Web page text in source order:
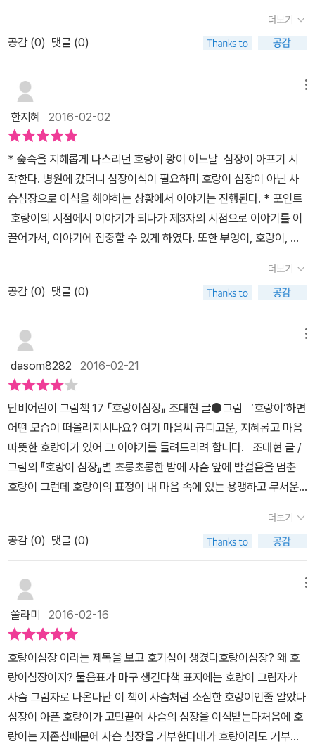
해서 내가 아닌 것은 아니죠. 내가 어떤 모습이든, 무엇이 달라졌든 간
에 우리는 모두 귀한 존재입니다. 그러니 걱정말고 용기를 가져보세
요. <<호랑이 심장>>은 이렇게 사슴 심장을 갖게 된 호랑이를 통해
자존감을 높여주고 용기를 주는 그림책입니다. 우리는 모두가 어떤
될 거 같아요. 세상의 모든 아이들이 이 그림책을 통해 용기와 자존감
을 갖고 자라길 바래봅니다. (이미지출처: '호랑이 심장' 본문에서 발
췌)
는 사나운 존재가 아닌 동물친구들이 존경하는, 지혜로운 왕님이다.
그런데 어느 날밤 가슴이 조여드는 기분에 부엉이 의사를 찾아갔는데
심장이식 수술을 해야 한단다. 그것도 딱 하나 남아있는 사슴심장으
로 말이다. 자존심 때문에 며칠을 고민하다가 사슴의 심장을 달고 살
기로 하고 이식수술을 했지만 호랑이는 우울하기만하다. 그리고 또
며칠 후 커다란 바위를 큰 곰으로 착각할 정도로 겁이 많아진 자신의
모습이 부끄러워져 죽기로 결심하고 폭포로 간다. 그때 부엉이 의사
가 나타나고 호랑이는 죽으려는 이유를 털어놓는다. [“그러지 마세
요. 호랑이 왕님이 사슴 심장을 갖고 있지만 저는 여전히 왕으로 생각
하고 있습니다.”][그때 나무 뒤에서 토끼가 깡충 튀어나오며 말했습
니다.“호랑이 왕님. 지난번에 멧돼지가 저를 괴롭힐 때 도와주셨잖아
요. 그렇게 우리를 지켜 주시면 되죠. 우리는 늘 호랑이님을 왕으로 생
각하고 있습니다. 호랑이 심장이든 사슴 심장이든 상관없어요.”]다음
날 바위 위에 올라서있는 호랑이를 향해 소 위에 앉아있는 토끼는 양
은 엉뚱하게 들릴 수도 있지만 내게 크게 와 닿은 건 자살을 앞둔 친구
에게 단 한사람이라도 손을 뻗어주면 살릴 수 있다는 거다. 부엉이 의
사와 토끼가 달라진 호랑이를 변함없이 왕님으로 대하며 붙잡지 않았
다면, 동물친구들은 지혜로운 호랑이라는 지도자를 잃을 뻔했으니까
말이다. 뜬금없는 이야기로 들릴 수도 있지만 학창시절의 나는 학교
폭력을 동반한 왕따나 전따에 속하는 아이였다. 부엉이 의사와 토끼
같은 친구가 없었기 때문이다. 첫 학기가 시작되는 3월에 나를 모르
던 아이들은 친구 한명이라도 더 만드는데 급급해하며 나에게 친근하
때 같은 반이었던 한 아이의 폭로 한마디이면 180도로 돌아섰으니
까. 나야말로 달라진 건 전혀 없었는데…….
더보기
공감 (0) 댓글 (0)
한지혜 2016-02-02
* 숲속을 지혜롭게 다스리던 호랑이 왕이 어느날 심장이 아프기 시
작한다. 병원에 갔더니 심장이식이 필요하며 호랑이 심장이 아닌 사
슴심장으로 이식을 해야하는 상황에서 이야기는 진행된다. * 포인트
호랑이의 시점에서 이야기가 되다가 제3자의 시점으로 이야기를 이
끌어가서, 이야기에 집중할 수 있게 하였다. 또한 부엉이, 호랑이, 토
이 가능하다. 아이들이 좋아하는 호랑이의 이야기며, 그림책의 특징
을 살려, 호랑이의 기분 변화에 따라 그림이 적절하게 표현이 되어 있
다. 또한, 호랑이가 심장이식 수술과 관련하여 호랑이의 선택부분에
서 여러가지로 생각할 수 있는 이야기 거리를 독자에게 던져 준다.예
를 들면 '생명의 소중함', ' 타인과 나와의 관계', '용기와 자존심' 등 다
소 아이와 이야기하기 어려운 주제를 그림을 통하여 어린 아이에게
서서히 알게해줄 수 있는 책이라 할 수 있다. 그리고, 과거에는 동물이
병에 걸리면 신비한 약을 먹거나 ( 토끼전 ), 하늘 혹은 산신령에게 기
도를 하는 등의 방법이 나와있지만, 여기서는 현실적으로 부엉이의
의술을 통해 심장이식이라는 수술이라는 이야기가 나와 새로운 시각
으로 읽을 수 있었다. 단순히 그림책이라 넘기기엔 두 아이의 엄마가
된 지금 많은 내용이 들어있다는걸 배웠으며, 아이와 읽을때도 한번
더 생각하고 읽어주는 게 좋겠다. 비슷 하지만 다른 느낌의 그림에서
다른 점을 찾아보고 아이와 이야기를 나누는 것도 좋을 듯 하다.윗쪽
하고 늠늠한 호랑이의 표정이 나오는 듯 보이지 않는가?
더보기
공감 (0) 댓글 (0)
dasom8282 2016-02-21
단비어린이 그림책 17 『호랑이심장』 조대현 글⚫그림 ‘호랑이’하면
어떤 모습이 떠올려지시나요? 여기 마음씨 곱디고운, 지혜롭고 마음
따뜻한 호랑이가 있어 그 이야기를 들려드리려 합니다. 조대현 글 /
그림의 『호랑이 심장』별 초롱초롱한 밤에 사슴 앞에 발걸음을 멈춘
호랑이 그런데 호랑이의 표정이 내 마음 속에 있는 용맹하고 무서운
지혜로운 호랑이 왕은 숲속의 동물들에게 존경을 받으며 숲속을 다스
리고 있었습니다. 그러던 어느 날 호랑이는 가슴이 조여드는 느낌을
받고 숲속 의사인 부엉이 박사를 찾아갑니다. 문제가 생겨 심장이식
있는 딱 하나의 호랑이 심장은 이 마을 최고 어르신인 촌장 호랑이님
이 예약을 해둔 것입니다. 촌장은 이 마을의 예전 왕이었고 호랑이 왕
을 키워준 스승이었습니다. 부엉이박사가 호랑이 왕이 살 수 있는 방
법은 딱 한 가지. 사슴심장이라도 이식해야 살 수 있다는 것! 숲속의
왕인 호랑이가 사슴의 심장을 가진다고?? 사슴의 심장을 이식받아
살아가고 있지만 자꾸자꾸 겁이 많아지고 이런저런 걱정에 밤에 잠을
이루지 못합니다. 고민 고민하던 호랑이, 사슴심장을 달고 부끄럽게
더보기
공감 (0) 댓글 (0)
쏠라미 2016-02-16
호랑이심장 이라는 제목을 보고 호기심이 생겼다호랑이심장? 왜 호
랑이심장이지? 물음표가 마구 생긴다책 표지에는 호랑이 그림자가
사슴 그림자로 나온다난 이 책이 사슴처럼 소심한 호랑이인줄 알았다
심장이 아픈 호랑이가 고민끝에 사슴의 심장을 이식받는다처음에 호
랑이는 자존심때문에 사슴 심장을 거부한다내가 호랑이라도 거부했